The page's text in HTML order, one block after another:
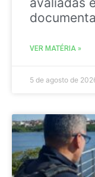
VER MATÉRIA »
5 de agosto de